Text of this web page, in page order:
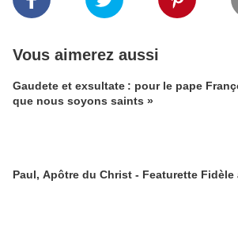
Vous aimerez aussi
Gaudete et exsultate : pour le pape
que nous soyons saints »
Paul, Apôtre du Christ - Featurette Fidèle